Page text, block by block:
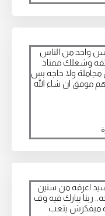
من الناس
وشغلك ممتاذ
ولا حاجه بس
ان شاء الله
من سنين
يبارك فيه وف
يتعب